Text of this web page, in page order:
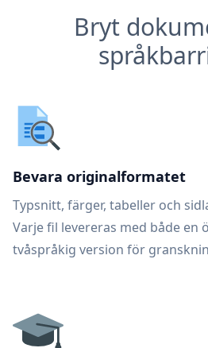
Bryt
Bevara originalformatet
Typsnitt, färger, tabeller och
Varje fil levereras med både en
tvåspråkig version för